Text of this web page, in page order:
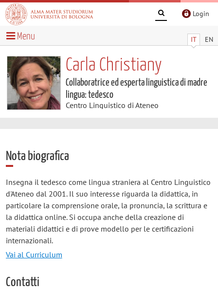
Login
IT EN
Menu
Carla Christiany
Collaboratrice ed esperta linguistica di madre
lingua: tedesco
Centro Linguistico di Ateneo
Nota biografica
Insegna il tedesco come lingua straniera al Centro Linguistico
d'Ateneo dal 2001. Il suo interesse riguarda la didattica, in
particolare la comprensione orale, la pronuncia, la scrittura e
la didattica online. Si occupa anche della creazione di
materiali didattici e di prove modello per le certificazioni
internazionali.
Vai al Curriculum
Contatti